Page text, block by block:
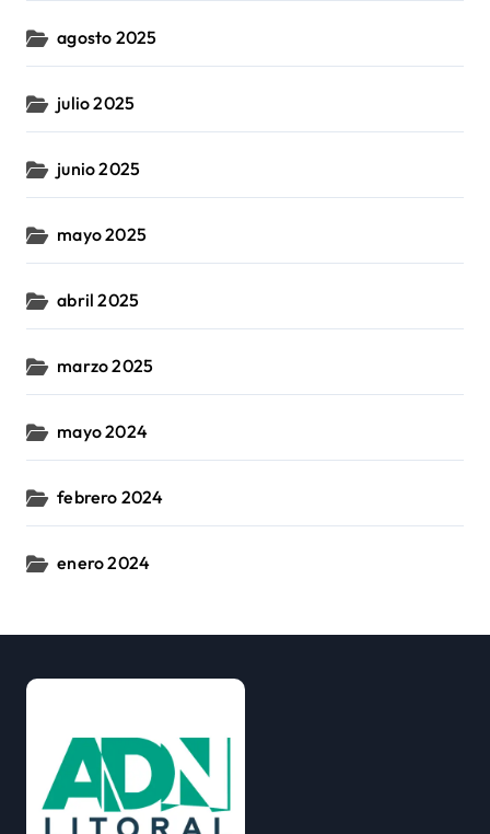
agosto 2025
julio 2025
junio 2025
mayo 2025
abril 2025
marzo 2025
mayo 2024
febrero 2024
enero 2024